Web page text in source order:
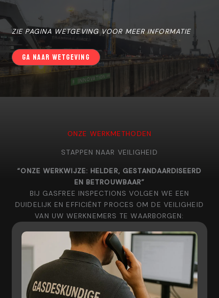
ZIE PAGINA WETGEVING VOOR MEER INFORMATIE
GA NAAR WETGEVING
ONZE WERKMETHODEN
STAPPEN NAAR VEILIGHEID
“ONZE WERKWIJZE: HELDER, GESTANDAARDISEERD
EN BETROUWBAAR”
BIJ GASFREE INSPECTIONS VOLGEN WE EEN
DUIDELIJK EN EFFICIËNT PROCES OM DE VEILIGHEID
VAN UW WERKNEMERS TE WAARBORGEN: